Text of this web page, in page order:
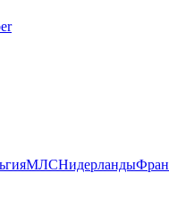
МЛСНидерланды